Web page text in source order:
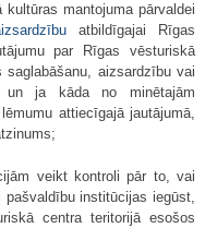
mantojuma pārvaldei
atbildīgajai Rīgas
par Rīgas vēsturiskā
aizsardzību vai
ja kāda no minētajām
attiecīgajā jautājumā,
veikt kontroli pār to, vai
institūcijas iegūst,
centra teritorijā esošos